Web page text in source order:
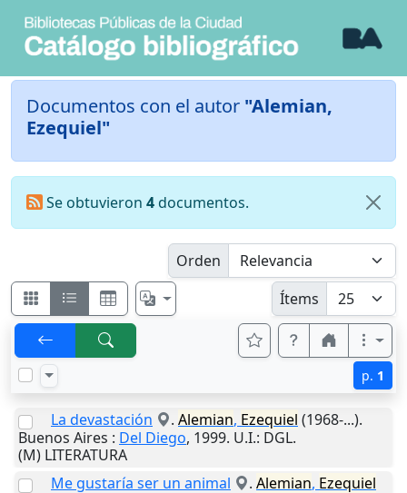
Documentos con el autor "Alemian,
Ezequiel"
Se obtuvieron 4documentos.
Orden
Ítems
p. 1
La devastación . Alemian, Ezequiel (1968-...).
Buenos Aires : Del Diego, 1999. U.I.: DGL.
(M) LITERATURA
Me gustaría ser un animal
. Alemian, Ezequiel